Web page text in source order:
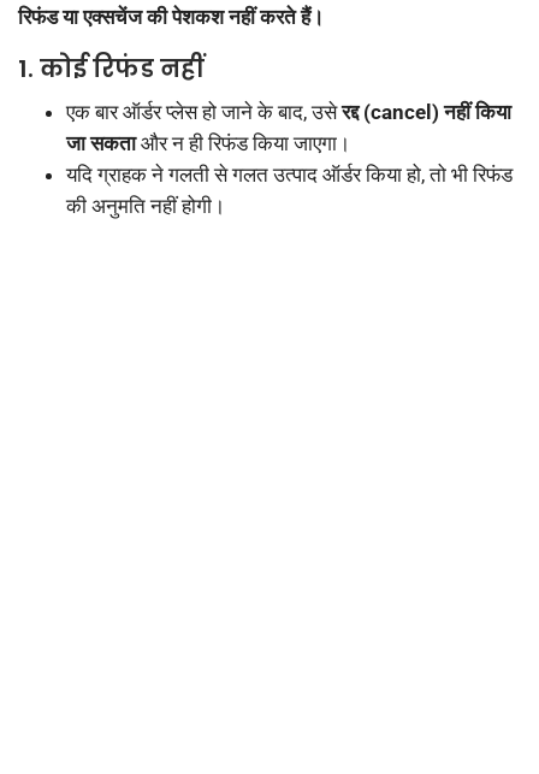
रिफंड या एक्सचेंज की पेशकश नहीं करते हैं।
1. कोई रिफंड नहीं
एक बार ऑर्डर प्लेस हो जाने के बाद, उसेरद्द (cancel) नहीं किया
जा सकताऔर न ही रिफंड किया जाएगा।
यदि ग्राहक ने गलती से गलत उत्पाद ऑर्डर किया हो, तो भी रिफंड
की अनुमति नहीं होगी।